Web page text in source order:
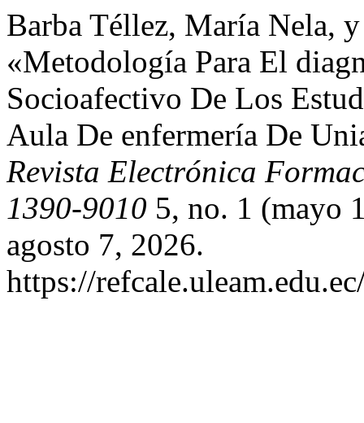
Barba Téllez, María Nela,
«Metodología Para El
Socioafectivo De Los
Aula De enfermería De
Revista Electrónica
1390-9010 5, no. 1 (mayo
agosto 7, 2026.
https://